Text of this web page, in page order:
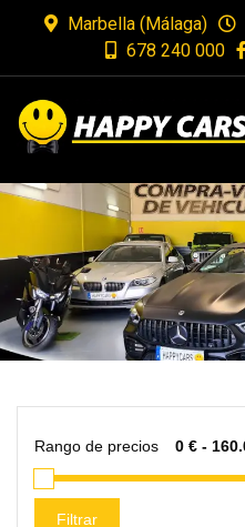
Marbella (Málaga)
678 240 000
Rango de precios
Filtrar